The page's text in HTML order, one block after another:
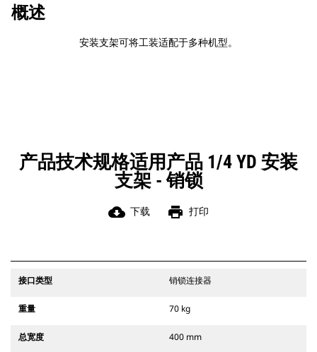
概述
安装支架可将工装适配于多种机型。
产品技术规格适用产品 1/4 YD 安装
支架 - 销锁
cloud_download 下载 print 打印
接口类型 销锁连接器
重量 70 kg
总宽度 400 mm